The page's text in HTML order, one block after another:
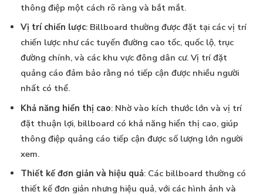
thông điệp một cách rõ ràng và bắt mắt.
Vị trí chiến lược: Billboard thường được đặt tại các vị trí
chiến lược như các tuyến đường cao tốc, quốc lộ, trục
đường chính, và các khu vực đông dân cư. Vị trí đặt
quảng cáo đảm bảo rằng nó tiếp cận được nhiều người
nhất có thể.
Khả năng hiển thị cao: Nhờ vào kích thước lớn và vị trí
đặt thuận lợi, billboard có khả năng hiển thị cao, giúp
thông điệp quảng cáo tiếp cận được số lượng lớn người
xem.
Thiết kế đơn giản và hiệu quả: Các billboard thường có
thiết kế đơn giản nhưng hiệu quả, với các hình ảnh và